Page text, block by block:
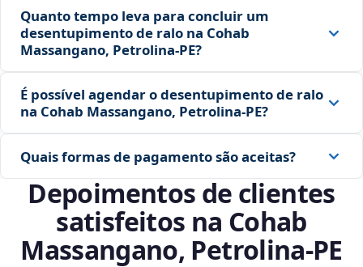
Quanto tempo leva para concluir um
desentupimento de ralo na Cohab
Massangano, Petrolina‑PE?
É possível agendar o desentupimento de ralo
na Cohab Massangano, Petrolina‑PE?
Quais formas de pagamento são aceitas?
Depoimentos de clientes
satisfeitos na Cohab
Massangano, Petrolina‑PE